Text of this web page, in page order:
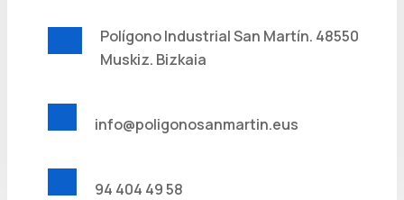
Polígono Industrial San Martín. 48550
Muskiz. Bizkaia
info@poligonosanmartin.eus
94 404 49 58